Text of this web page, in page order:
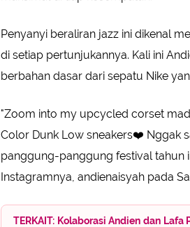
Penyanyi beraliran jazz ini dikenal
di setiap pertunjukannya. Kali ini
berbahan dasar dari sepatu Nike
"Zoom into my upcycled corset
Color Dunk Low sneakers❤️ Nggak
panggung-panggung festival tahun
Instagramnya, andienaisyah pada
TERKAIT: Kolaborasi Andien dan